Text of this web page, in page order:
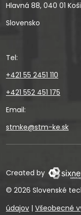
Hlavná 88, 040 01
Slovensko
Tel:
+421 55 2451 110
+421 552 451 175
Email:
stmke@stm-ke.sk
Created by
© 2026 Slovenské
údajov | Všeobecné